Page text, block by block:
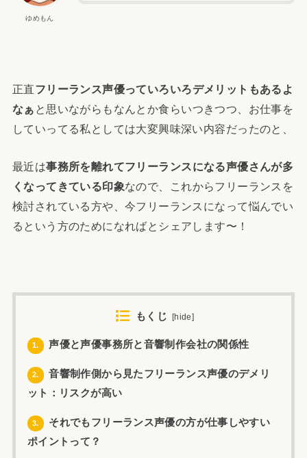
ゆめもん
正直フリーランス声優っていろいろデメリットもあるよ
なぁ と思いながらもなんとか食らいつきつつ、お仕事を
していってる私としては大変興味深い内容だったのと、
最近は事務所を離れてフリーランスになる声優さんが多
くなってきている印象なので、これからフリーランスを
検討されている方や、今フリーランスになって悩んでい
るという方のためになればとシェアします〜！
もくじ [hide]
1. 声優と声優事務所と音響制作会社の関係性
2.
音響制作側から見たフリーランス声優のデメリ
ット：リスクが高い
3.
それでもフリーランス声優の方が仕事しやすい
ポイントって？